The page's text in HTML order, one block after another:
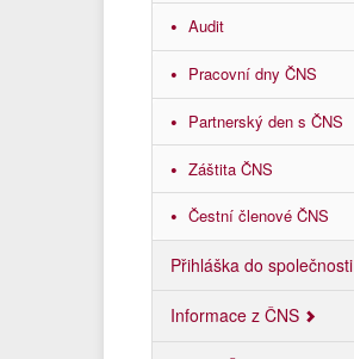
Audit
Pracovní dny ČNS
Partnerský den s ČNS
Záštita ČNS
Čestní členové ČNS
Přihláška do společnosti
Informace z ČNS